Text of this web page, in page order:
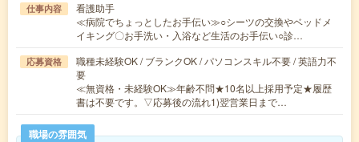
仕事内容
看護助手
≪病院でちょっとしたお手伝い≫○シーツの交換やベッドメ
イキング〇お手洗い・入浴など生活のお手伝い○診…
応募資格
職種未経験OK / ブランクOK / パソコンスキル不要 / 英語力不
要
≪無資格・未経験OK≫年齢不問★10名以上採用予定★履歴
書は不要です。▽応募後の流れ1)翌営業日まで…
職場の雰囲気